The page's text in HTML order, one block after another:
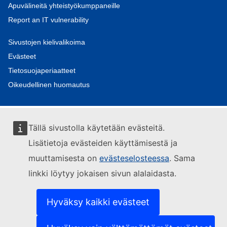
Tällä sivustolla käytetään evästeitä.
Lisätietoja evästeiden käyttämisestä ja
muuttamisesta on evästeselosteessa. Sama
linkki löytyy jokaisen sivun alalaidasta.
Hyväksy kaikki evästeet
Apuvälineitä yhteistyökumppaneille
Report an IT vulnerability
Sivustojen kielivalikoima
Evästeet
Tietosuojaperiaatteet
Oikeudellinen huomautus